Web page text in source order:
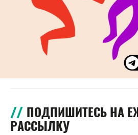
ПОДПИШИТЕСЬ НА
РАССЫЛКУ